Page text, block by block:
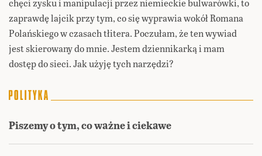
zaprawdę lajcik przy tym, co się wyprawia wokół Romana
Polańskiego w czasach tłitera. Poczułam, że ten wywiad
jest skierowany do mnie. Jestem dziennikarką i mam
dostęp do sieci. Jak użyję tych narzędzi?
Piszemy o tym, co ważne i ciekawe